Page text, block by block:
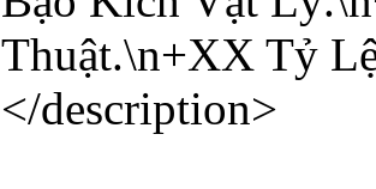
Thuật.\n+XX Tỷ
</description>